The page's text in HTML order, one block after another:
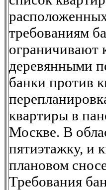
требованиям
ограничивают
деревянными
банки против
квартиры в
Москве. В
пятиэтажку, и
плановом
Требования